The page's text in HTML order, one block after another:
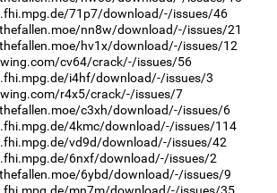
71p7/download/-/issues/46
nn8w/download/-/issues/21
hv1x/download/-/issues/12
cv64/crack/-/issues/56
i4hf/download/-/issues/3
r4x5/crack/-/issues/7
c3xh/download/-/issues/6
4kmc/download/-/issues/114
vd9d/download/-/issues/42
6nxf/download/-/issues/2
6ybd/download/-/issues/9
mn7m/download/-/issues/35